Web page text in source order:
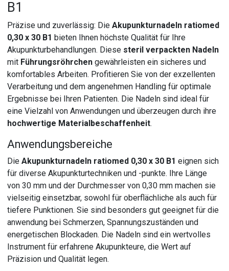
B1
Präzise und zuverlässig: DieAkupunkturnadeln ratiomed
0,30 x 30 B1 bieten Ihnen höchste Qualität für Ihre
Akupunkturbehandlungen. Diese steril verpackten Nadeln
mit Führungsröhrchen gewährleisten ein sicheres und
komfortables Arbeiten. Profitieren Sie von der exzellenten
Verarbeitung und dem angenehmen Handling für optimale
Ergebnisse bei Ihren Patienten. Die Nadeln sind ideal für
eine Vielzahl von Anwendungen und überzeugen durch ihre
hochwertige Materialbeschaffenheit.
Anwendungsbereiche
DieAkupunkturnadeln ratiomed 0,30 x 30 B1 eignen sich
für diverse Akupunkturtechniken und -punkte. Ihre Länge
von 30 mm und der Durchmesser von 0,30 mm machen sie
vielseitig einsetzbar, sowohl für oberflächliche als auch für
tiefere Punktionen. Sie sind besonders gut geeignet für die
anwendung bei Schmerzen, Spannungszuständen und
energetischen Blockaden. Die Nadeln sind ein wertvolles
Instrument für erfahrene Akupunkteure, die Wert auf
Präzision und Qualität legen.